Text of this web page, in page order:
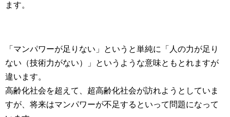
ます。
「マンパワーが足りない」というと単純に「人の力が足り
ない（技術力がない）」というような意味ともとれますが
違います。
高齢化社会を超えて、超高齢化社会が訪れようとしていま
すが、将来はマンパワーが不足するといって問題になって